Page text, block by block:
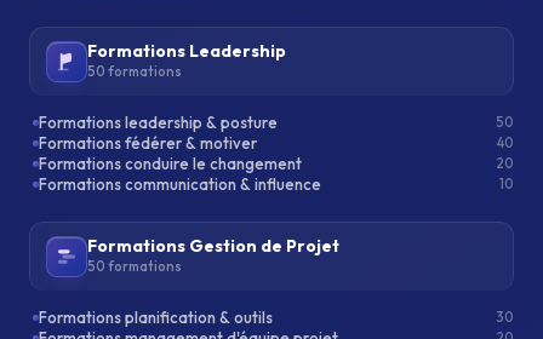
Formations Leadership
50 formations
Formations leadership & posture 50
Formations fédérer & motiver 40
Formations conduire le changement 20
Formations communication & influence 10
Formations Gestion de Projet
50 formations
Formations planification & outils 30